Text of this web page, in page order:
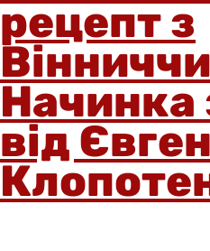
рецепт з
Начинка
від